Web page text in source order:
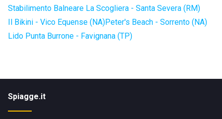
Stabilimento Balneare La Scogliera - Santa Severa (RM)
Il Bikini - Vico Equense (NA)Peter's Beach - Sorrento (NA)
Lido Punta Burrone - Favignana (TP)
Spiagge.it